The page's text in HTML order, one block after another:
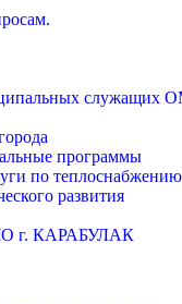
служащих
программы
по
развития
КАРАБУЛАК